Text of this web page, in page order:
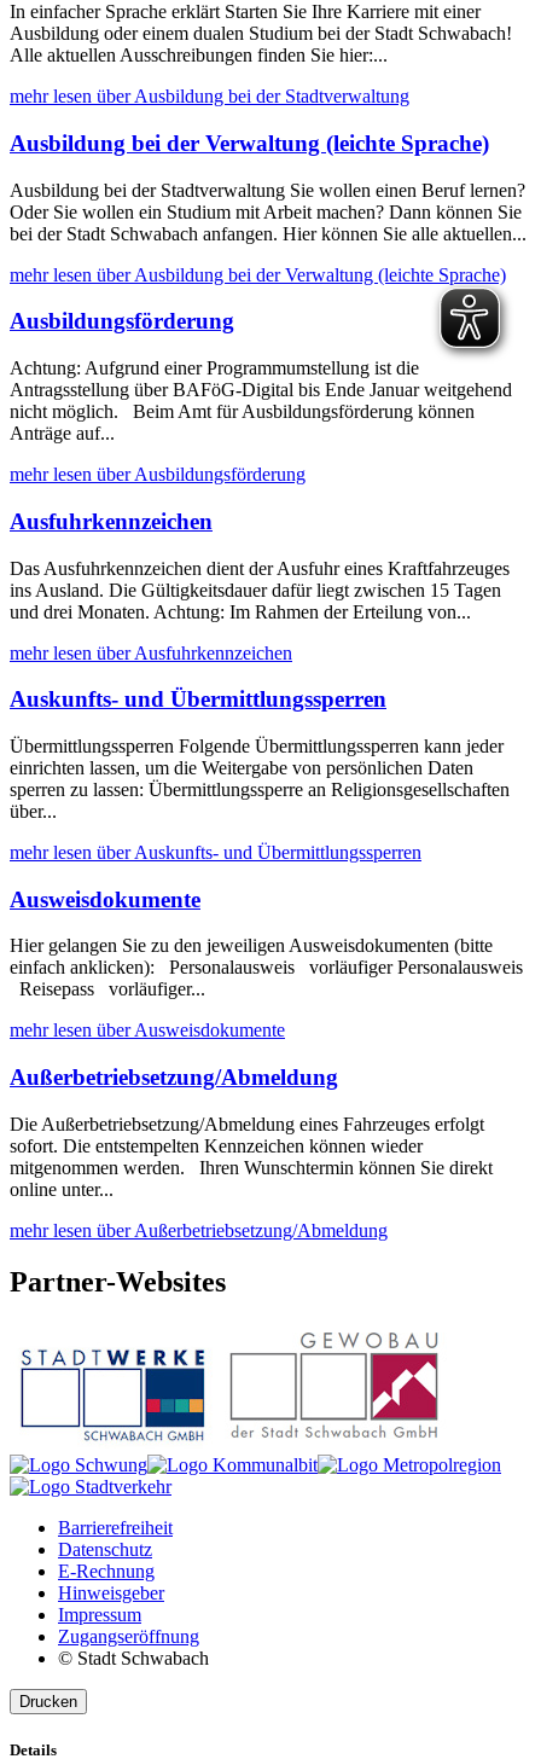
In einfacher Sprache erklärt Starten Sie Ihre Karriere mit einer
Ausbildung oder einem dualen Studium bei der Stadt Schwabach!
Alle aktuellen Ausschreibungen finden Sie hier:...
mehr lesen über Ausbildung bei der Stadtverwaltung
Ausbildung bei der Verwaltung (leichte Sprache)
Ausbildung bei der Stadtverwaltung Sie wollen einen Beruf lernen?
Oder Sie wollen ein Studium mit Arbeit machen? Dann können Sie
bei der Stadt Schwabach anfangen. Hier können Sie alle aktuellen...
mehr lesen über Ausbildung bei der Verwaltung (leichte Sprache)
Ausbildungsförderung
Achtung: Aufgrund einer Programmumstellung ist die
Antragsstellung über BAFöG-Digital bis Ende Januar weitgehend
nicht möglich. Beim Amt für Ausbildungsförderung können
Anträge auf...
mehr lesen über Ausbildungsförderung
Ausfuhrkennzeichen
Das Ausfuhrkennzeichen dient der Ausfuhr eines Kraftfahrzeuges
ins Ausland. Die Gültigkeitsdauer dafür liegt zwischen 15 Tagen
und drei Monaten. Achtung: Im Rahmen der Erteilung von...
mehr lesen über Ausfuhrkennzeichen
Auskunfts- und Übermittlungssperren
Übermittlungssperren Folgende Übermittlungssperren kann jeder
einrichten lassen, um die Weitergabe von persönlichen Daten
sperren zu lassen: Übermittlungssperre an Religionsgesellschaften
über...
mehr lesen über Auskunfts- und Übermittlungssperren
Ausweisdokumente
Hier gelangen Sie zu den jeweiligen Ausweisdokumenten (bitte
einfach anklicken): Personalausweis vorläufiger Personalausweis
Reisepass vorläufiger...
mehr lesen über Ausweisdokumente
Außerbetriebsetzung/Abmeldung
Die Außerbetriebsetzung/Abmeldung eines Fahrzeuges erfolgt
sofort. Die entstempelten Kennzeichen können wieder
mitgenommen werden. Ihren Wunschtermin können Sie direkt
online unter...
mehr lesen über Außerbetriebsetzung/Abmeldung
Partner-Websites
Barrierefreiheit
Datenschutz
E-Rechnung
Hinweisgeber
Impressum
Zugangseröffnung
© Stadt Schwabach
Drucken
Details